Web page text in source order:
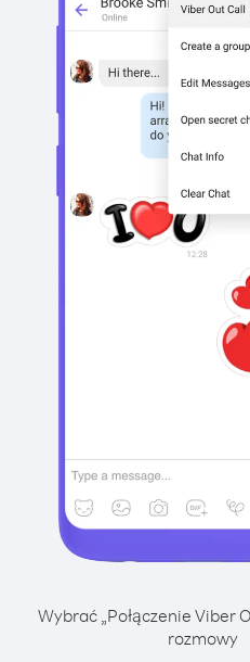
Wybrać „Połączenie Viber
rozmowy